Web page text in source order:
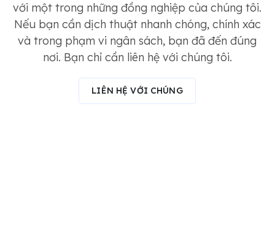
với một trong những đồng nghiệp của chúng tôi.
Nếu bạn cần dịch thuật nhanh chóng, chính xác
và trong phạm vi ngân sách, bạn đã đến đúng
nơi. Bạn chỉ cần liên hệ với chúng tôi.
LIÊN HỆ VỚI CHÚNG